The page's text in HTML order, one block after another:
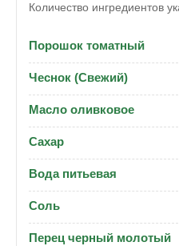
Количество ингредиентов
Порошок томатный
Чеснок (Свежий)
Масло оливковое
Сахар
Вода питьевая
Соль
Перец черный молотый